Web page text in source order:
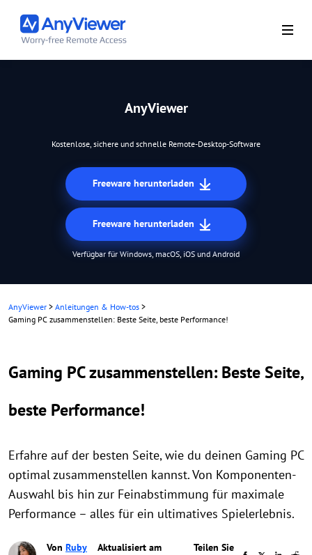
AnyViewer
Kostenlose, sichere und schnelle Remote-Desktop-Software
Freeware herunterladen
Freeware herunterladen
Verfügbar für Windows, macOS, iOS und Android
AnyViewer > Anleitungen & How-tos >
Gaming PC zusammenstellen: Beste Seite, beste Performance!
Gaming PC zusammenstellen: Beste Seite,
beste Performance!
Erfahre auf der besten Seite, wie du deinen Gaming PC
optimal zusammenstellen kannst. Von Komponenten-
Auswahl bis hin zur Feinabstimmung für maximale
Performance – alles für ein ultimatives Spielerlebnis.
Von Ruby
Aktualisiert am
Teilen Sie